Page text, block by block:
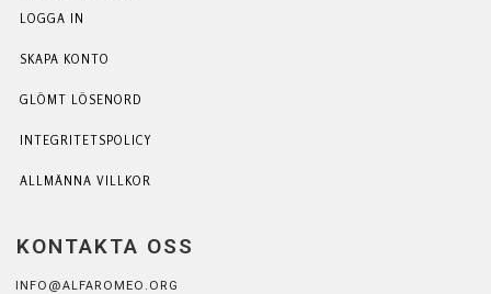
LOGGA IN
SKAPA KONTO
GLÖMT LÖSENORD
INTEGRITETSPOLICY
ALLMÄNNA VILLKOR
KONTAKTA OSS
INFO@ALFAROMEO.ORG